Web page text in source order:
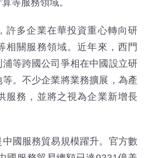
多企業在華投資重心轉向研
相關服務領域。近年來，西門
等跨國公司爭相在中國設立研
。不少企業將業務擴展，為產
服務，並將之視為企業新增長
國服務貿易規模躍升。官方數